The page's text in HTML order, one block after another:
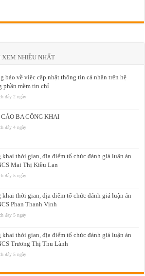
XEM NHIỀU NHẤT
báo về việc cập nhật thông tin cá nhân trên hệ
phần mềm tín chỉ
đây 2 ngày
BA CÔNG KHAI
đây 4 ngày
khai thời gian, địa điểm tổ chức đánh giá luận án
Mai Thị Kiều Lan
đây 5 ngày
khai thời gian, địa điểm tổ chức đánh giá luận án
Phan Thanh Vịnh
đây 5 ngày
khai thời gian, địa điểm tổ chức đánh giá luận án
Trương Thị Thu Lành
đây 5 ngày